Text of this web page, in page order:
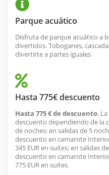
Parque acuático
Disfruta de parque acuático a
divertidos. Toboganes,
divertirte a partes iguales
Hasta 775€ descuento
Hasta 775 € de descuento.
descuento dependiendo de la
de noches: en salidas de 5
descuento en camarote
345 EUR en suites; en salidas
descuento en camarote
775 EUR en suites.